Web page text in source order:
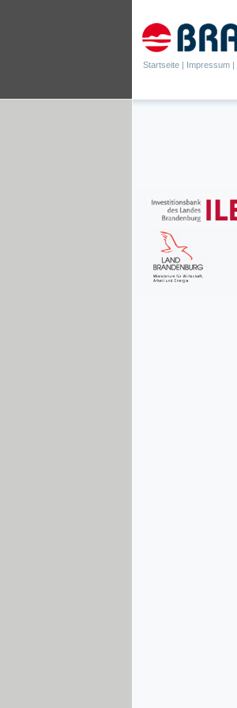
Startseite | Impressum |